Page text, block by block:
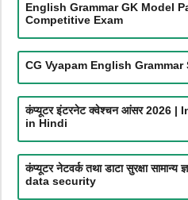
English Grammar GK Model
Competitive Exam
CG Vyapam English Grammar
कंप्यूटर इंटरनेट क्वेश्चन आंसर 2026
in Hindi
कंप्यूटर नेटवर्क तथा डाटा सुरक्षा
data security